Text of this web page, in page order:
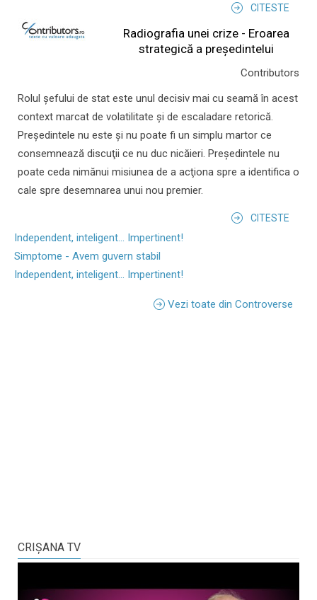
CITESTE
Radiografia unei crize - Eroarea
strategică a președintelui
Contributors
Rolul şefului de stat este unul decisiv mai cu seamă în acest
context marcat de volatilitate şi de escaladare retorică.
Preşedintele nu este şi nu poate fi un simplu martor ce
consemnează discuţii ce nu duc nicăieri. Preşedintele nu
poate ceda nimănui misiunea de a acţiona spre a identifica o
cale spre desemnarea unui nou premier.
CITESTE
Independent, inteligent... Impertinent!
Simptome - Avem guvern stabil
Independent, inteligent... Impertinent!
Vezi toate din Controverse
CRIŞANA TV